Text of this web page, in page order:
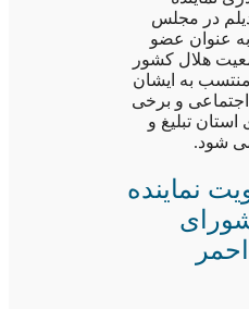
در مجلس
عنوان عضو
هلال کشور
منتسب به ایشان
و برخی
تبلیغ و
شود.
نماینده